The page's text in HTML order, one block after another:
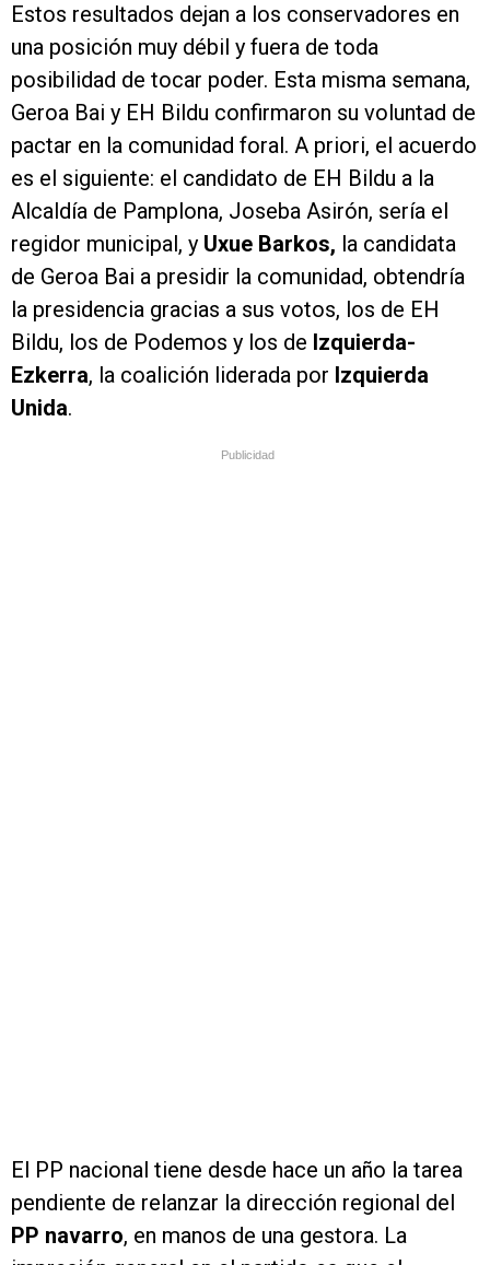
Estos resultados dejan a los conservadores en
una posición muy débil y fuera de toda
posibilidad de tocar poder. Esta misma semana,
Geroa Bai y EH Bildu confirmaron su voluntad de
pactar en la comunidad foral. A priori, el acuerdo
es el siguiente: el candidato de EH Bildu a la
Alcaldía de Pamplona, Joseba Asirón, sería el
regidor municipal, y Uxue Barkos, la candidata
de Geroa Bai a presidir la comunidad, obtendría
la presidencia gracias a sus votos, los de EH
Bildu, los de Podemos y los de Izquierda-
Ezkerra, la coalición liderada por Izquierda
Unida.
Publicidad
El PP nacional tiene desde hace un año la tarea
pendiente de relanzar la dirección regional del
PP navarro, en manos de una gestora. La